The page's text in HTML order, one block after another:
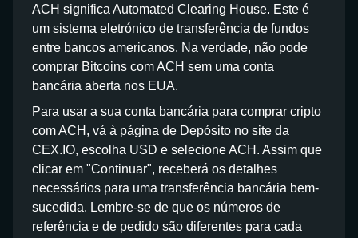
ACH significa Automated Clearing House. Este é
um sistema eletrónico de transferência de fundos
entre bancos americanos. Na verdade, não pode
comprar Bitcoins com ACH sem uma conta
bancária aberta nos EUA.
Para usar a sua conta bancária para comprar cripto
com ACH, vá à página de Depósito no site da
CEX.IO, escolha USD e selecione ACH. Assim que
clicar em "Continuar", receberá os detalhes
necessários para uma transferência bancária bem-
sucedida. Lembre-se de que os números de
referência e de pedido são diferentes para cada